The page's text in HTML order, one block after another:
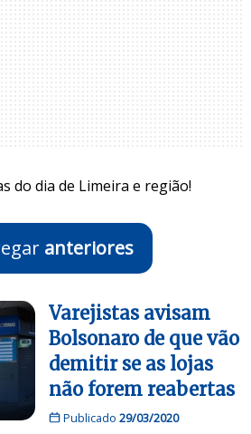
do dia de Limeira e região!
anteriores
Varejistas avisam
Bolsonaro de que vão
demitir se as lojas
não forem reabertas
Publicado 29/03/2020